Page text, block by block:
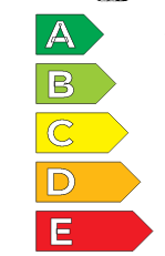
A
B
C
D
E